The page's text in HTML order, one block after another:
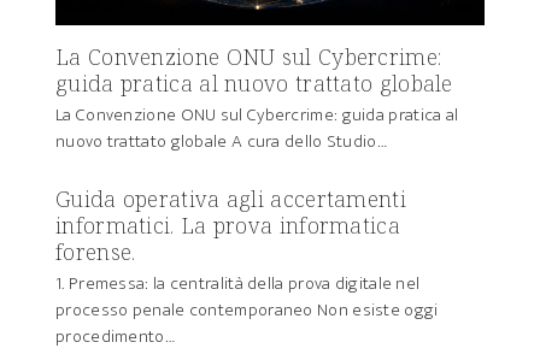
La Convenzione ONU sul Cybercrime:
guida pratica al nuovo trattato globale
La Convenzione ONU sul Cybercrime: guida pratica al
nuovo trattato globale A cura dello Studio…
Guida operativa agli accertamenti
informatici. La prova informatica
forense.
1. Premessa: la centralità della prova digitale nel
processo penale contemporaneo Non esiste oggi
procedimento…